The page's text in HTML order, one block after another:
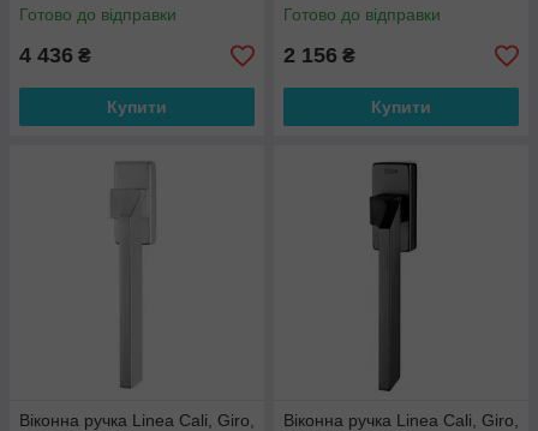
Готово до відправки
4 436 ₴
Купити
Готово до відправки
2 156 ₴
Купити
Віконна ручка Linea Cali, Giro,
Віконна ручка Linea Cali, Giro,